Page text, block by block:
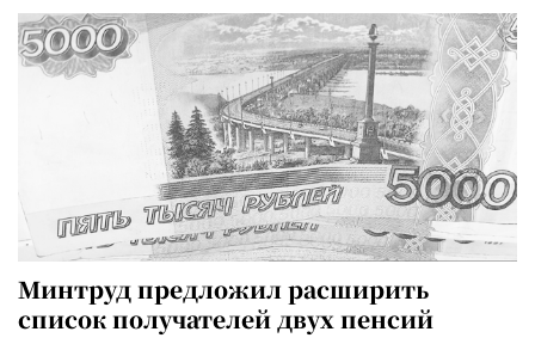
Минтруд предложил расширить
список получателей двух пенсий